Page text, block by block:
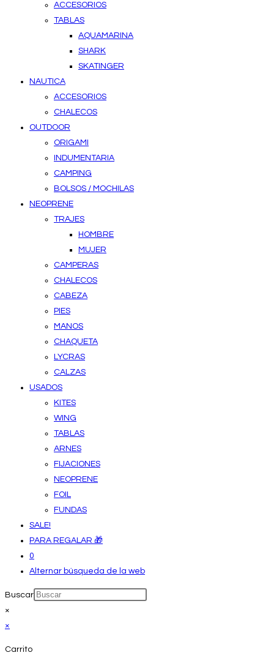
ACCESORIOS
TABLAS
AQUAMARINA
SHARK
SKATINGER
NAUTICA
ACCESORIOS
CHALECOS
OUTDOOR
ORIGAMI
INDUMENTARIA
CAMPING
BOLSOS / MOCHILAS
NEOPRENE
TRAJES
HOMBRE
MUJER
CAMPERAS
CHALECOS
CABEZA
PIES
MANOS
CHAQUETA
LYCRAS
CALZAS
USADOS
KITES
WING
TABLAS
ARNES
FIJACIONES
NEOPRENE
FOIL
FUNDAS
SALE!
PARA REGALAR 🎁
0
Alternar búsqueda de la web
Buscar
×
×
Carrito